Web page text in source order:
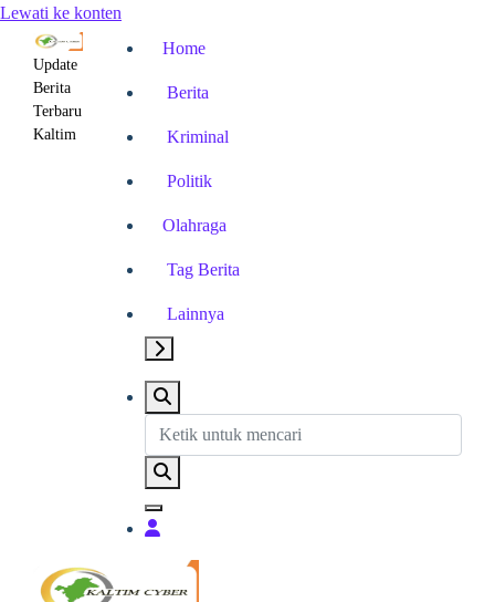
Lewati ke konten
Update
Berita
Terbaru
Kaltim
Home
Berita
Kriminal
Politik
Olahraga
Tag Berita
Lainnya